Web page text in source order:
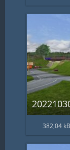
382,04 kB